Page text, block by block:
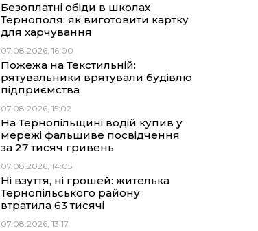
Безоплатні обіди в школах
Тернополя: як виготовити картку
для харчування
07.08.2026, 16:00
Пожежа на Текстильній:
рятувальники врятували будівлю
підприємства
07.08.2026, 15:02
На Тернопільщині водій купив у
мережі фальшиве посвідчення
за 27 тисяч гривень
07.08.2026, 14:05
Ні взуття, ні грошей: жителька
Тернопільського району
втратила 63 тисячі
07.08.2026, 13:17